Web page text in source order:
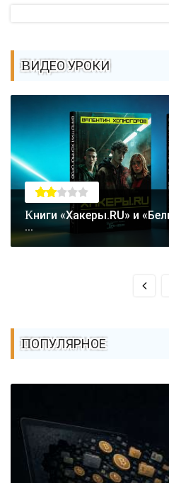
ВИДЕО УРОКИ
Книги «Хакеры.RU» и «Белый хакер» еще можно
...
ПОПУЛЯРНОЕ